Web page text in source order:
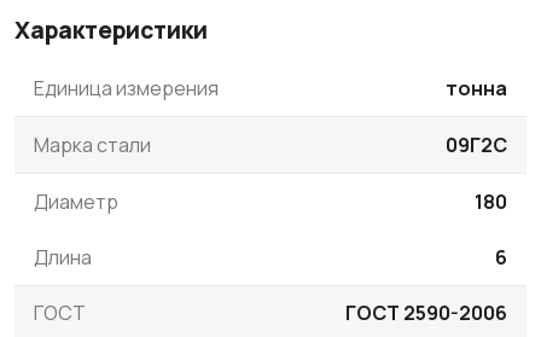
Характеристики
Единица измерения тонна
Марка стали 09Г2С
Диаметр 180
Длина 6
ГОСТ ГОСТ 2590-2006